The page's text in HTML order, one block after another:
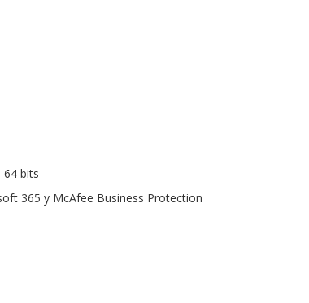
64 bits
365 y McAfee Business Protection